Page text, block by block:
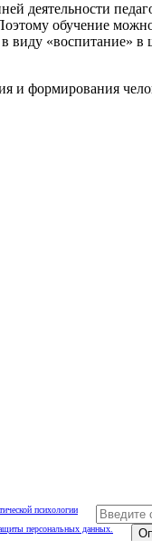
деятельности
обучение
виду «воспитание»
и формирования
психологии
персональных данных.